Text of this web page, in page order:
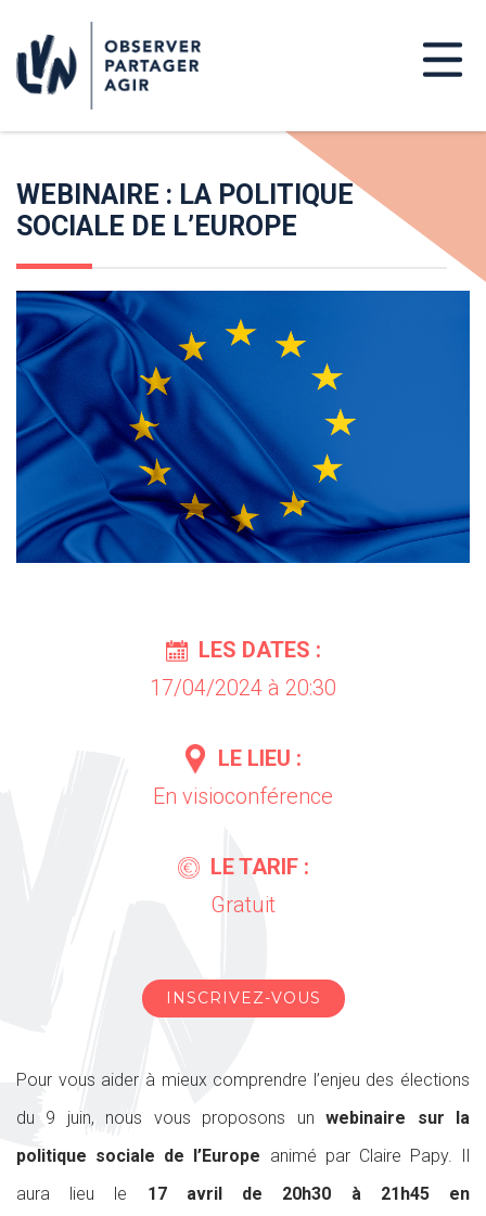
WEBINAIRE : LA POLITIQUE
SOCIALE DE L’EUROPE
LES DATES :
17/04/2024 à 20:30
LE LIEU :
En visioconférence
LE TARIF :
Gratuit
INSCRIVEZ-VOUS
Pour vous aider à mieux comprendre l’enjeu des élections
du 9 juin, nous vous proposons un webinaire sur la
politique sociale de l’Europe animé par Claire Papy. Il
aura lieu le 17 avril de 20h30 à 21h45 en